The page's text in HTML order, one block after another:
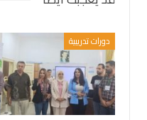
دورات تدريبية